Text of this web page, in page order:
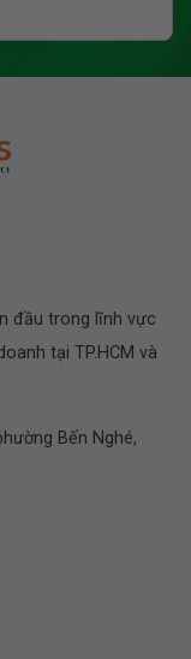
đầu trong lĩnh vực
tại TP.HCM và
Bến Nghé,